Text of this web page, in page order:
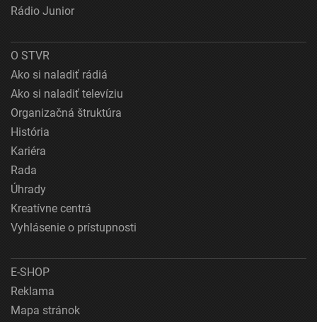
Rádio Junior
O STVR
Ako si naladiť rádiá
Ako si naladiť televíziu
Organizačná štruktúra
História
Kariéra
Rada
Úhrady
Kreatívne centrá
Vyhlásenie o prístupnosti
E-SHOP
Reklama
Mapa stránok